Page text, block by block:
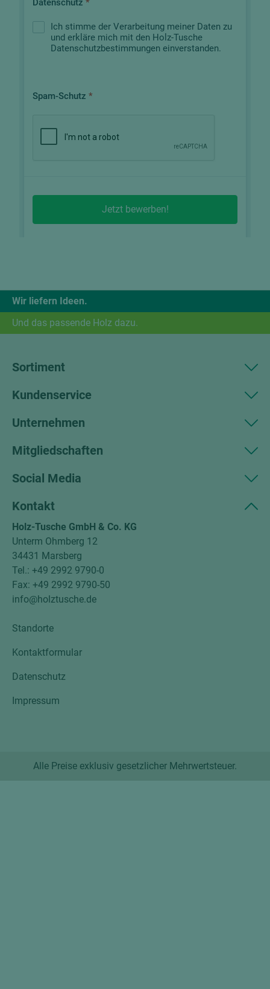
Wir liefern Ideen.
Und das passende Holz dazu.
Sortiment
Kundenservice
Unternehmen
Mitgliedschaften
Social Media
Kontakt
Holz-Tusche GmbH & Co. KG
Unterm Ohmberg 12
34431 Marsberg
Tel.: +49 2992 9790-0
Fax: +49 2992 9790-50
info@holztusche.de
Standorte
Kontaktformular
Datenschutz
Impressum
Alle Preise exklusiv gesetzlicher Mehrwertsteuer.